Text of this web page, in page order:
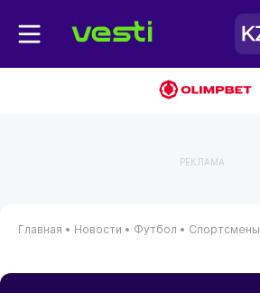
РЕКЛАМА
Главная • Новости • Футбол • Спортсмены